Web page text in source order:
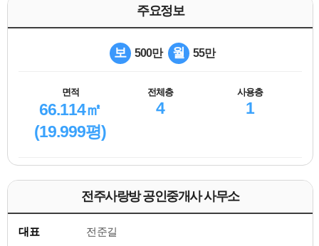
주요정보
보 500만 월 55만
면적
66.114㎡
(19.999평)
전체층
4
사용층
1
전주사랑방 공인중개사 사무소
대표
전준길